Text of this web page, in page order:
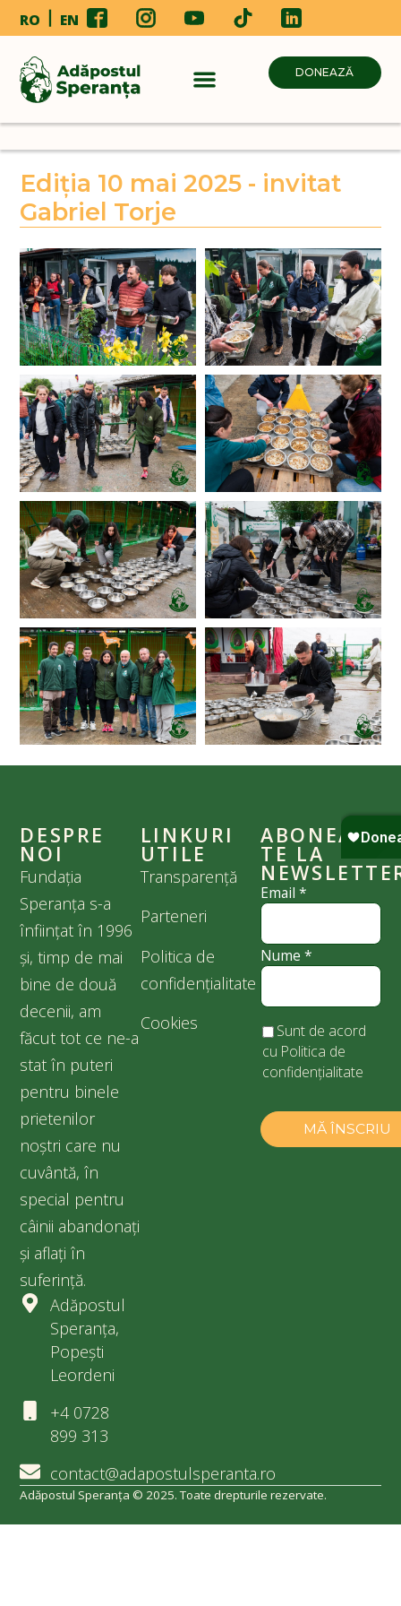
RO EN
DONEAZĂ
Ediția 10 mai 2025 - invitat
Gabriel Torje
DESPRE
NOI
Fundația
Speranța s-a
înființat în 1996
și, timp de mai
bine de două
decenii, am
făcut tot ce ne-a
stat în puteri
pentru binele
prietenilor
noștri care nu
cuvântă, în
special pentru
câinii abandonați
și aflați în
suferință.
Adăpostul
Speranța,
Popești
Leordeni
+4 0728
899 313
contact@adapostulsperanta.ro
LINKURI
UTILE
Transparență
Parteneri
Politica de
confidențialitate
Cookies
ABONEAZĂ-
TE LA
Email*
Nume*
Sunt de acord
cu Politica de
confidențialitate
Adăpostul Speranța © 2025. Toate drepturile rezervate.